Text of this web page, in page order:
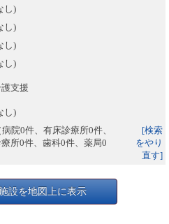
し)
し)
し)
し)
支援
し)
院0件、有床診療所0件、
所0件、歯科0件、薬局0
[検索
をやり
直す]
設を地図上に表示